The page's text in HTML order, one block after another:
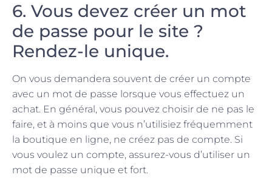
6. Vous devez créer un mot
de passe pour le site ?
Rendez-le unique.
On vous demandera souvent de créer un compte
avec un mot de passe lorsque vous effectuez un
achat. En général, vous pouvez choisir de ne pas le
faire, et à moins que vous n’utilisiez fréquemment
la boutique en ligne, ne créez pas de compte. Si
vous voulez un compte, assurez-vous d’utiliser un
mot de passe unique et fort.